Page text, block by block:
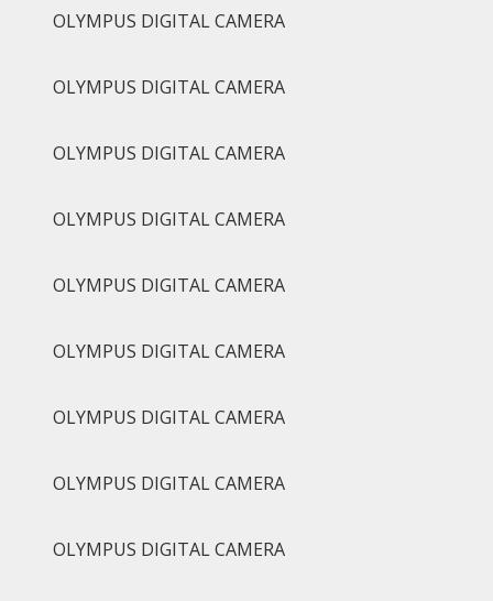
OLYMPUS DIGITAL CAMERA
OLYMPUS DIGITAL CAMERA
OLYMPUS DIGITAL CAMERA
OLYMPUS DIGITAL CAMERA
OLYMPUS DIGITAL CAMERA
OLYMPUS DIGITAL CAMERA
OLYMPUS DIGITAL CAMERA
OLYMPUS DIGITAL CAMERA
OLYMPUS DIGITAL CAMERA